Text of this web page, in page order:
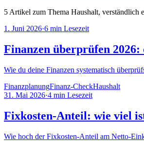
5 Artikel zum Thema Haushalt, verständlich
1. Juni 2026·6 min Lesezeit
Finanzen überprüfen
Wie du deine Finanzen systematisch
FinanzplanungFinanz-CheckHaushalt
31. Mai 2026·4 min Lesezeit
Fixkosten-Anteil: wie viel
Wie hoch der Fixkosten-Anteil am Netto-